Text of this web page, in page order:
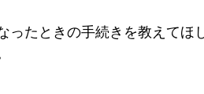
たときの手続きを教えてほ